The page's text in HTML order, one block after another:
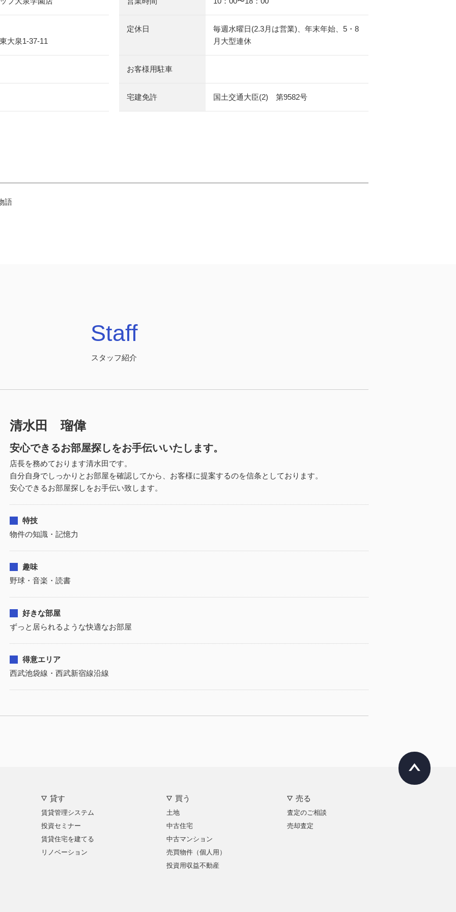
大泉1-37-11
定休日
毎週水曜日(2.3月は営業)、年末年始、5・8
月大型連休
お客様用駐車
宅建免許 国土交通大臣(2) 第9582号
語
Staff
スタッフ紹介
清水田 瑠偉
安心できるお部屋探しをお手伝いいたします。
店長を務めております清水田です。
自分自身でしっかりとお部屋を確認してから、お客様に提案するのを信条としております。
安心できるお部屋探しをお手伝い致します。
特技
物件の知識・記憶力
趣味
野球・音楽・読書
好きな部屋
ずっと居られるような快適なお部屋
得意エリア
西武池袋線・西武新宿線沿線
貸す
賃貸管理システム
投資セミナー
賃貸住宅を建てる
リノベーション
買う
土地
中古住宅
中古マンション
売買物件（個人用）
投資用収益不動産
売る
査定のご相談
売却査定